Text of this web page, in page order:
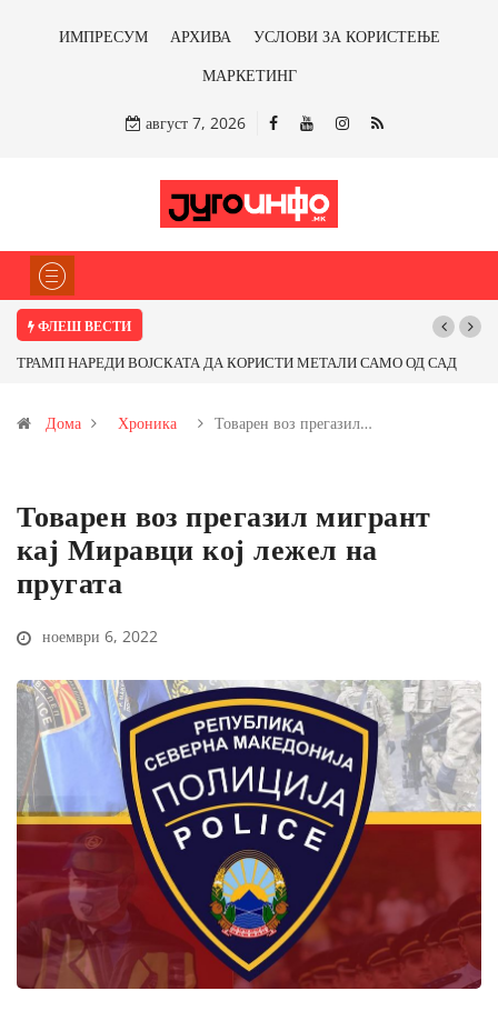
ИМПРЕСУМ АРХИВА
УСЛОВИ ЗА КОРИСТЕЊЕ
МАРКЕТИНГ
август 7, 2026
ФЛЕШ ВЕСТИ
НАРЕДИ ВОЈСКАТА ДА КОРИСТИ МЕТАЛИ САМО ОД САД
и со антимонот?
Дома Хроника Товарен воз прегазил…
Товарен воз прегазил мигрант
кај Миравци кој лежел на
пругата
ноември 6, 2022